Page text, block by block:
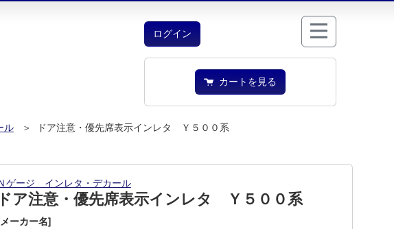
ログイン
カートを見る
ル
＞ ドア注意・優先席表示インレタ Ｙ５００系
ゲージ インレタ・デカール
ドア注意・優先席表示インレタ Ｙ５００系
ーカー名]